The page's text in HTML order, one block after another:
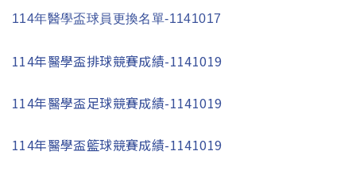
114年醫學盃球員更換名單-1141017
114年醫學盃排球競賽成績-1141019
114年醫學盃足球競賽成績-1141019
114年醫學盃籃球競賽成績-1141019